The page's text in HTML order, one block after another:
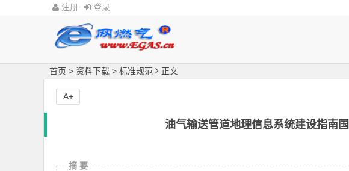
注册 登录
首页 > 资料下载 > 标准规范 正文
油气输送管道地理信息系统建设指南
摘 要
A+